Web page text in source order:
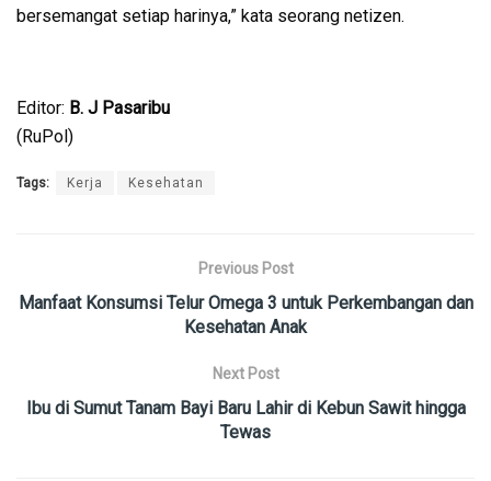
bersemangat setiap harinya,” kata seorang netizen.
Editor: B. J Pasaribu
(RuPol)
Tags: Kerja Kesehatan
Previous Post
Manfaat Konsumsi Telur Omega 3 untuk Perkembangan dan
Kesehatan Anak
Next Post
Ibu di Sumut Tanam Bayi Baru Lahir di Kebun Sawit hingga
Tewas